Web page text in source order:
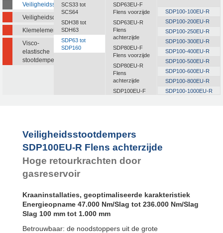
Veiligheidsstootdempers
Veiligheidsdempers
Klemelementen
Visco-
elastische
stootdempers
SCS33 tot
SCS64
SDH38 tot
SDH63
SDP63 tot
SDP160
SDP63EU-F
Flens voorzijde
SDP63EU-R
Flens
achterzijde
SDP80EU-F
Flens voorzijde
SDP80EU-R
Flens
achterzijde
SDP100EU-F
SDP120EU-F
Flens voorzijde
SDP120EU-R
Flens
SDP160EU-R
Flens
achterzijde
SDP100-100EU-R
SDP100-200EU-R
SDP100-250EU-R
SDP100-300EU-R
SDP100-400EU-R
SDP100-500EU-R
SDP100-600EU-R
SDP100-800EU-R
SDP100-1000EU-R
Veiligheidsstootdempers
SDP100EU-R Flens achterzijde
Hoge retourkrachten door
gasreservoir
Kraaninstallaties, geoptimaliseerde karakteristiek
Energieopname 47.000 Nm/Slag tot 236.000 Nm/Slag
Slag 100 mm tot 1.000 mm
Betrouwbaar: de noodstoppers uit de grote